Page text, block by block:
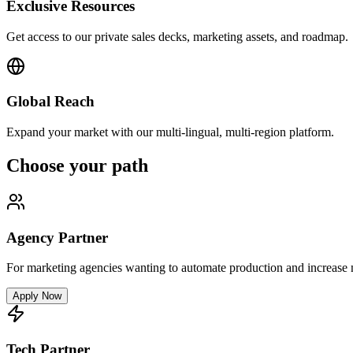
Exclusive Resources
Get access to our private sales decks, marketing assets, and roadmap.
Global Reach
Expand your market with our multi-lingual, multi-region platform.
Choose your path
Agency Partner
For marketing agencies wanting to automate production and increase
Apply Now
Tech Partner